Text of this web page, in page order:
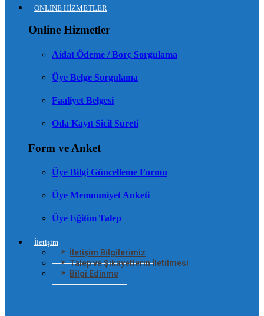
ONLINE HİZMETLER
Online Hizmetler
Aidat Ödeme / Borç Sorgulama
Üye Belge Sorgulama
Faaliyet Belgesi
Oda Kayıt Sicil Sureti
Form ve Anket
Üye Bilgi Güncelleme Formu
Üye Memnuniyet Anketi
Üye Eğitim Talep
İletişim
İletişim Bilgilerimiz
Talep ve Şikayetlerin İletilmesi
Bilgi Edinme